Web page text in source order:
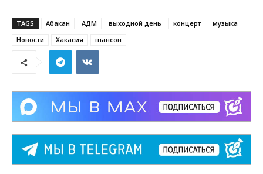
TAGS Абакан АДМ выходной день концерт
музыка
Новости
Хакасия шансон